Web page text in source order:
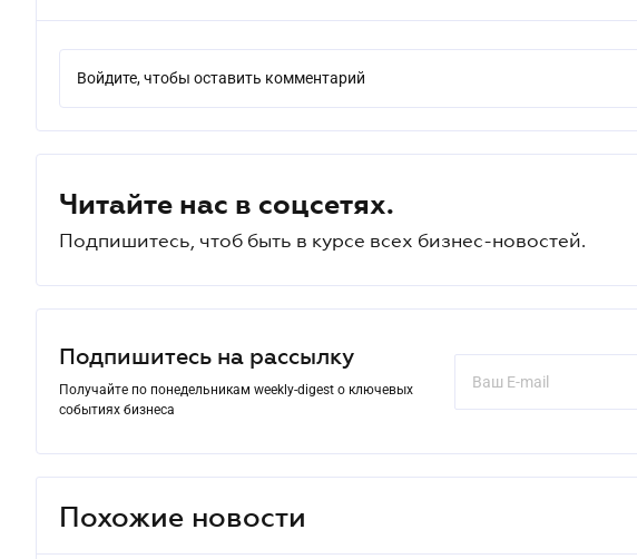
Войдите, чтобы оставить комментарий
Читайте нас в соцсетях.
Подпишитесь, чтоб быть в курсе всех бизнес-новостей.
Подпишитесь на рассылку
Получайте по понедельникам weekly-digest о ключевых
событиях бизнеса
Похожие новости